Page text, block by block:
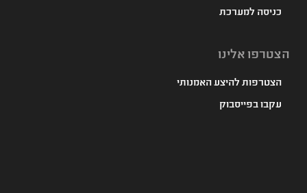
כניסה למערכת
הצטרפו אלינו
הצטרפות להיצע האמנותי
עקבו בפייסבוק